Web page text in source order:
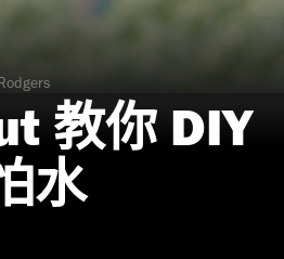
教你 DIY
水